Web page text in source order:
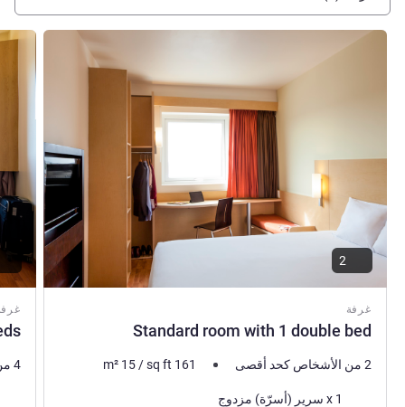
غرفة
Standard room with 1 double bed
راجع التفاصيل
2 من الأشخاص كحد أقصى m² 15/sq ft 161
فرش السرير
1 x سرير (أسرّة) مزدوج
راجع
4 من الأشخاص كحد أقصى